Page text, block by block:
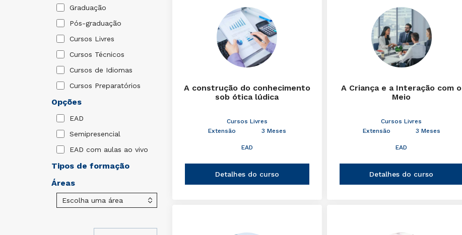
Graduação
Pós-graduação
Cursos Livres
Cursos Técnicos
Cursos de Idiomas
Cursos Preparatórios
Opções
EAD
Semipresencial
EAD com aulas ao vivo
Tipos de formação
Áreas
A construção do conhecimento
sob ótica lúdica
Cursos Livres
Extensão
3 Meses
EAD
Detalhes do curso
A Criança e a Interação com o
Meio
Cursos Livres
Extensão
3 Meses
EAD
Detalhes do curso